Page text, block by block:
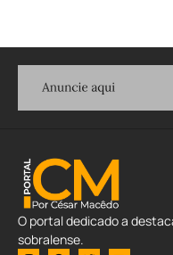
O portal dedicado a
sobralense.